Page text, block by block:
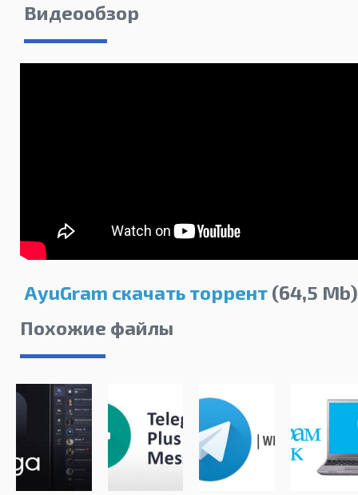
Видеообзор
AyuGram скачать торрент (64,5 Mb)
Похожие файлы